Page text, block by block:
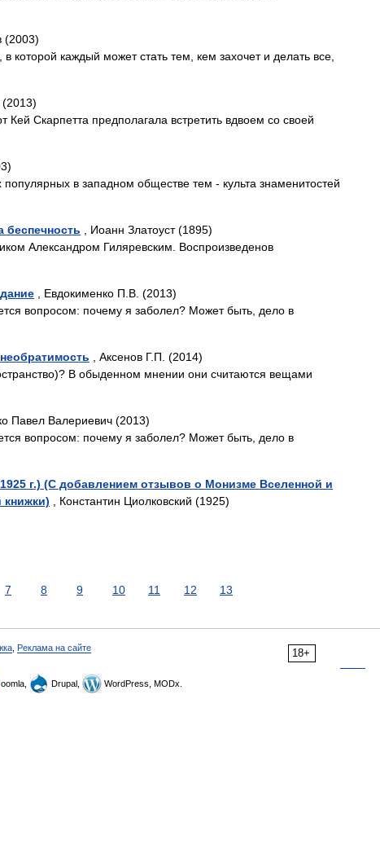
(2003)
которой каждый может стать тем, кем захочет и делать все,
(2013)
Скарпетта предполагала встретить вдвоем со своей
в западном обществе тем - культа знаменитостей
беспечность , Иоанн Златоуст (1895)
Александром Гиляревским. Воспроизведенов
, Евдокименко П.В. (2013)
вопросом: почему я заболел? Может быть, дело в
, Аксенов Г.П. (2014)
В обыденном мнении они считаются вещами
Павел Валериевич (2013)
вопросом: почему я заболел? Может быть, дело в
г.) (С добавлением отзывов о Монизме Вселенной и
книжки) , Константин Циолковский (1925)
7 8 9 10 11 12 13
18+
Реклама на сайте
Drupal, WordPress, MODx.